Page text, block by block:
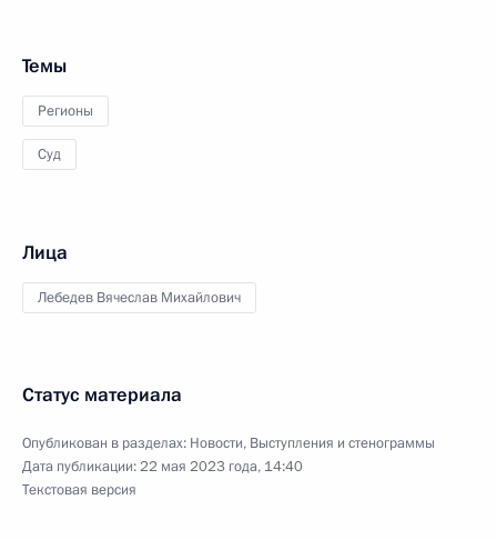
Темы
Регионы
Суд
Лица
Лебедев Вячеслав Михайлович
Статус материала
Опубликован в разделах: Новости, Выступления и стенограммы
Дата публикации:22 мая 2023 года, 14:40
Текстовая версия